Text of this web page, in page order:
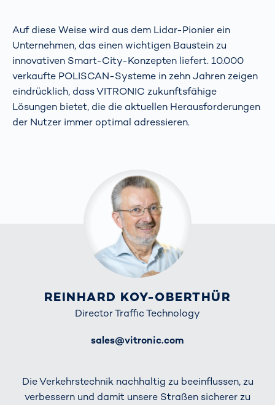
Auf diese Weise wird aus dem Lidar-Pionier ein
Unternehmen, das einen wichtigen Baustein zu
innovativen Smart-City-Konzepten liefert. 10.000
verkaufte POLISCAN-Systeme in zehn Jahren zeigen
eindrücklich, dass VITRONIC zukunftsfähige
Lösungen bietet, die die aktuellen Herausforderungen
der Nutzer immer optimal adressieren.
REINHARD KOY-OBERTHÜR
Director Traffic Technology
sales@vitronic.com
Die Verkehrstechnik nachhaltig zu beeinflussen, zu
verbessern und damit unsere Straßen sicherer zu